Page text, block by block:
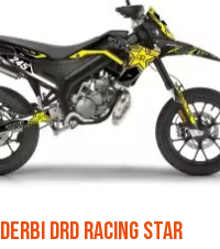
DERBI DRD RACING STAR